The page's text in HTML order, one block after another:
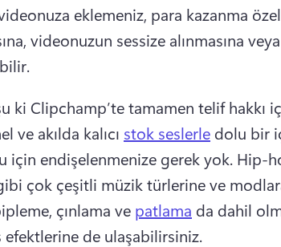
eklemeniz, para kazanma
videonuzun sessize alınmasına
ki Clipchamp’te tamamen telif hakkı
ve akılda kalıcı stok seslerle dolu bir
için endişelenmenize gerek yok. Hip-
çok çeşitli müzik türlerine ve
çınlama ve patlama da dahil
efektlerine de ulaşabilirsiniz.